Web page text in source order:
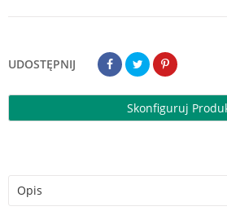
UDOSTĘPNIJ
Skonfiguruj
Opis